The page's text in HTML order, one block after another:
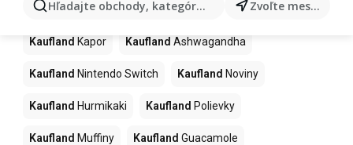
Hľadajte obchody, kategórie, produkty... Zvoľte mesto
Kaufland
Kaufland Kapor Kaufland Ashwagandha
Kaufland Nintendo Switch Kaufland Noviny
Kaufland Hurmikaki Kaufland Polievky
Kaufland Muffiny Kaufland Guacamole